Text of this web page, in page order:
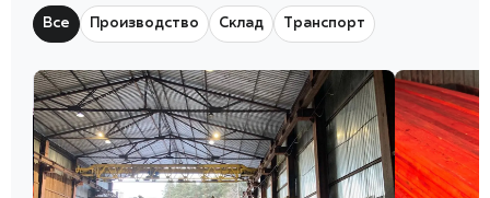
Все Производство Склад Транспорт